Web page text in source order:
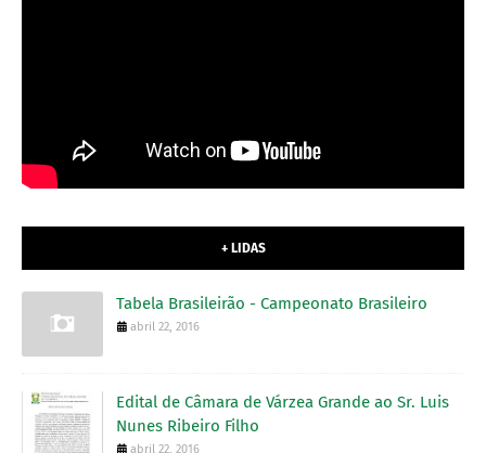
+ LIDAS
Tabela Brasileirão - Campeonato Brasileiro
abril 22, 2016
Edital de Câmara de Várzea Grande ao Sr. Luis
Nunes Ribeiro Filho
abril 22, 2016